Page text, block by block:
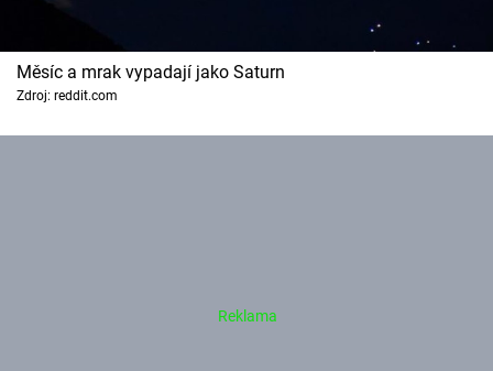
Měsíc a mrak vypadají jako Saturn
Zdroj: reddit.com